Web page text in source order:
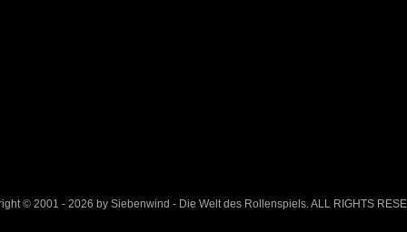
© 2001 - 2026 by Siebenwind - Die Welt des Rollenspiels. ALL RIGHTS